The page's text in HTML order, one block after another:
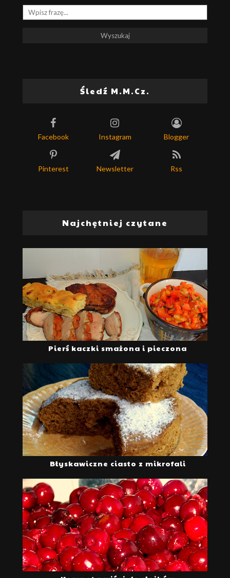
Śledź M.M.Cz.
Facebook Instagram Blogger
Pinterest Newsletter Rss
Najchętniej czytane
Pierś kaczki smażona i pieczona
Błyskawiczne ciasto z mikrofali